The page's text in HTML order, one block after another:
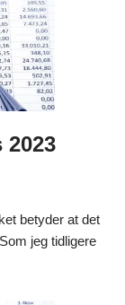
betyder at det
jeg tidligere